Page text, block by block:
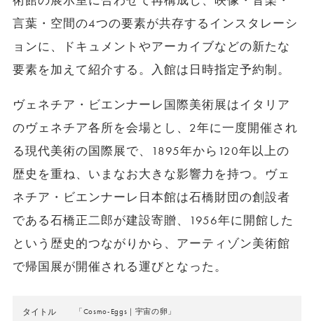
言葉・空間の4つの要素が共存するインスタレーシ
ョンに、ドキュメントやアーカイブなどの新たな
要素を加えて紹介する。入館は日時指定予約制。
ヴェネチア・ビエンナーレ国際美術展はイタリア
のヴェネチア各所を会場とし、2年に一度開催され
る現代美術の国際展で、1895年から120年以上の
歴史を重ね、いまなお大きな影響力を持つ。ヴェ
ネチア・ビエンナーレ日本館は石橋財団の創設者
である石橋正二郎が建設寄贈、1956年に開館した
という歴史的つながりから、アーティゾン美術館
で帰国展が開催される運びとなった。
タイトル 「Cosmo-Eggs｜宇宙の卵」